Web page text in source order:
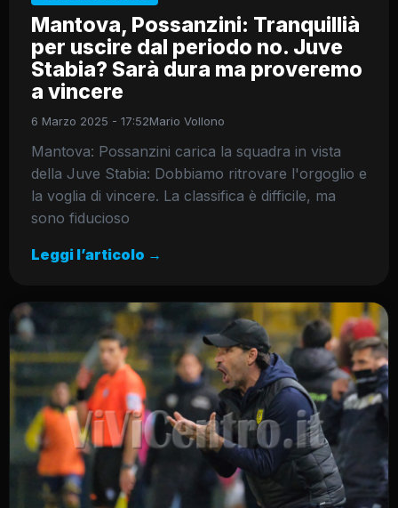
Mantova, Possanzini: Tranquillià
per uscire dal periodo no. Juve
Stabia? Sarà dura ma proveremo
a vincere
6 Marzo 2025 - 17:52Mario Vollono
Mantova: Possanzini carica la squadra in vista
della Juve Stabia: Dobbiamo ritrovare l'orgoglio e
la voglia di vincere. La classifica è difficile, ma
sono fiducioso
Leggi l’articolo →